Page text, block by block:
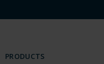
PRODUCTS